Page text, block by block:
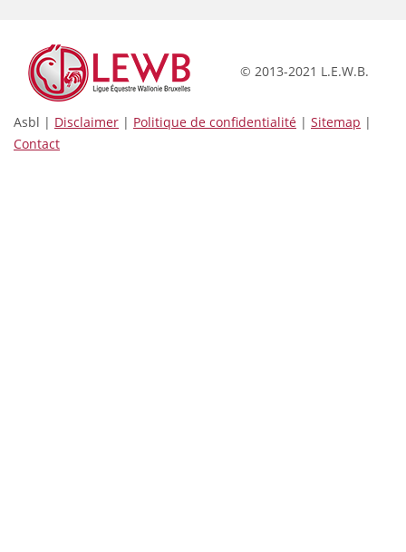
© 2013-2021 L.E.W.B.
Asbl | Disclaimer | Politique de confidentialité | Sitemap |
Contact